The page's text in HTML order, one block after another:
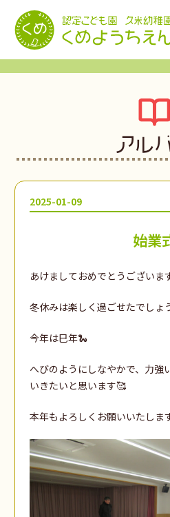
アル
2025-01-09
始業
あけましておめでとうございま
冬休みは楽しく過ごせたでしょ
今年は巳年🐍
へびのようにしなやかで、力強
いきたいと思います🥰
本年もよろしくお願いいたしま